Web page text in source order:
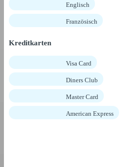
Englisch
Französisch
Kreditkarten
Visa Card
Diners Club
Master Card
American Express